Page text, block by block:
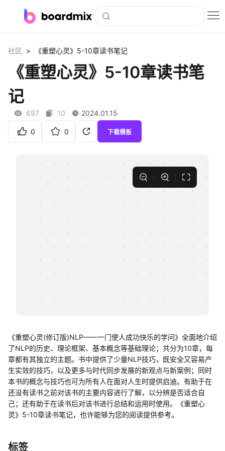
社区资源
企业服务
知识分享社区
社区 > 《重塑心灵》5-10章读书笔记
《重塑心灵》5-10章读书笔
记
697 10 2024.01.15
0 0 下载模板
《重塑心灵(修订版)NLP——一门使人成功快乐的学问》全面地介绍
了NLP的历史、理论框架、基本概念等基础理论；共分为10章，每
章都有其独立的主题。书中提供了少量NLP技巧，既安全又容易产
生实效的技巧，以及更多与时代同步发展的新观点与新案例；同时
本书的概念与技巧也可为所有人在面对人生时提供启迪。有助于在
还没有读书之前对该书的主要内容进行了解，以分辨是否适合自
己；还有助于在读书后对该书进行总结和运用时使用。《重塑心
灵》5-10章读书笔记，也许能够为您的阅读提供参考。
标签